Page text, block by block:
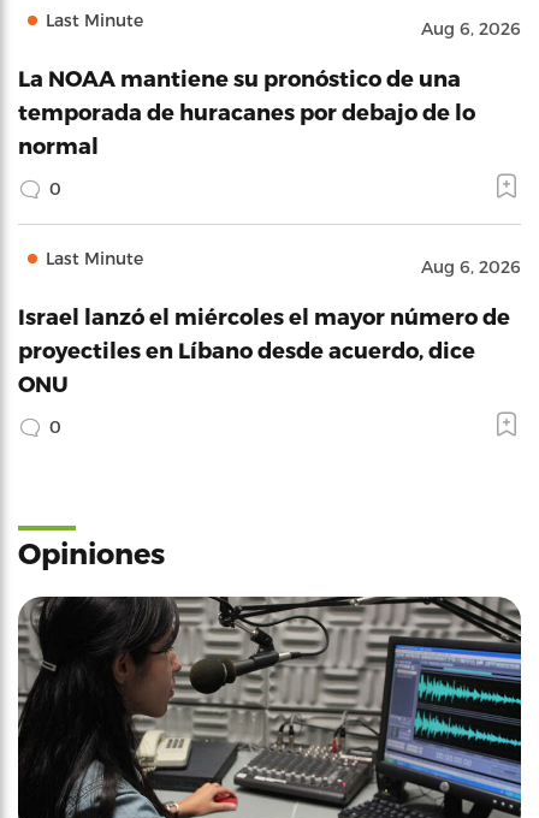
Last Minute Aug 6, 2026
La NOAA mantiene su pronóstico de una
temporada de huracanes por debajo de lo
normal
0
Last Minute Aug 6, 2026
Israel lanzó el miércoles el mayor número de
proyectiles en Líbano desde acuerdo, dice
ONU
0
Opiniones